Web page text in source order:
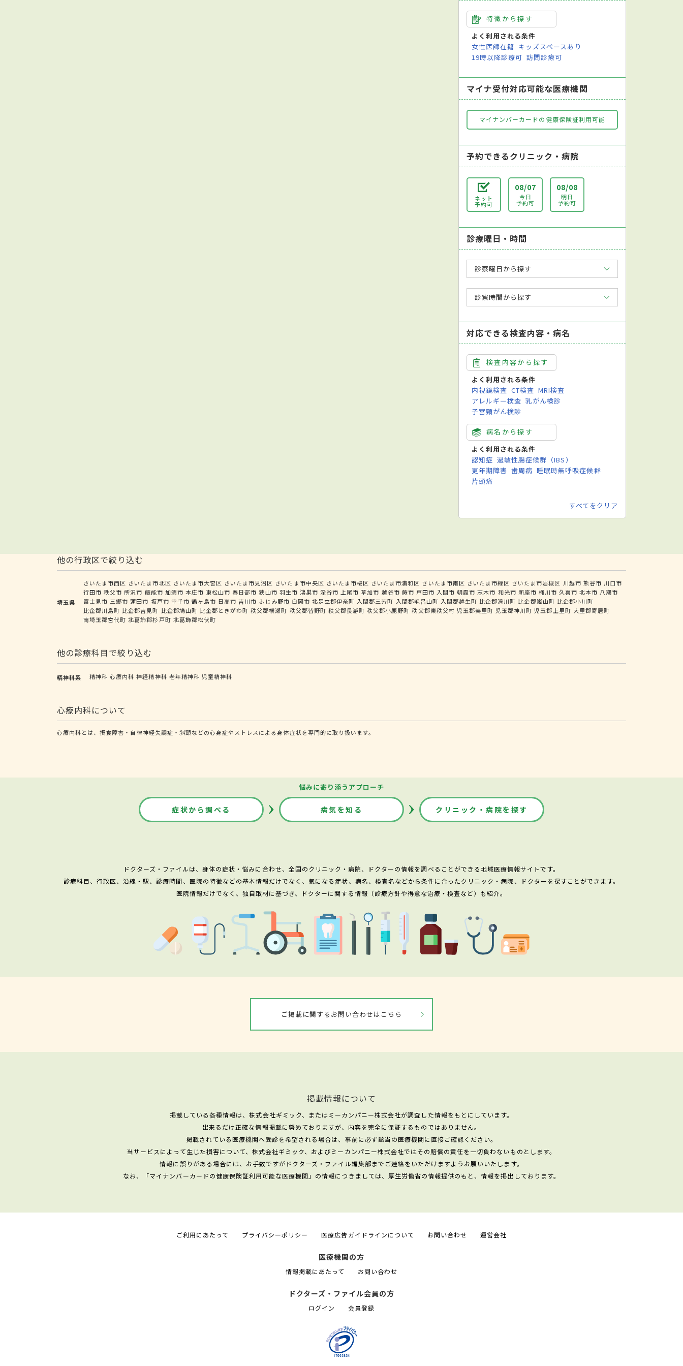
特徴から探す
よく利用される条件
女性医師在籍 キッズスペースあり
19時以降診療可 訪問診療可
マイナ受付対応可能な医療機関
マイナンバーカードの健康保険証利用可能
予約できるクリニック・病院
ネット
予約可
08/07
今日
予約可
08/08
明日
予約可
診療曜日・時間
診察曜日から探す
診察時間から探す
対応できる検査内容・病名
検査内容から探す
よく利用される条件
内視鏡検査 CT検査 MRI検査
アレルギー検査 乳がん検診
子宮頸がん検診
病名から探す
よく利用される条件
認知症 過敏性腸症候群（IBS）
更年期障害 歯周病 睡眠時無呼吸症候群
片頭痛
すべてをクリア
他の行政区で絞り込む
埼玉県
さいたま市西区 さいたま市北区 さいたま市大宮区 さいたま市見沼区 さいたま市中央区 さいたま市桜区 さいたま市浦和区 さいたま市南区 さいたま市緑区 さいたま市岩槻区 川越市 熊谷市 川口市
行田市 秩父市 所沢市 飯能市 加須市 本庄市 東松山市 春日部市 狭山市 羽生市 鴻巣市 深谷市 上尾市 草加市 越谷市 蕨市 戸田市 入間市 朝霞市 志木市 和光市 新座市 桶川市 久喜市 北本市 八潮市
富士見市 三郷市 蓮田市 坂戸市 幸手市 鶴ヶ島市 日高市 吉川市 ふじみ野市 白岡市 北足立郡伊奈町 入間郡三芳町 入間郡毛呂山町 入間郡越生町 比企郡滑川町 比企郡嵐山町 比企郡小川町
比企郡川島町 比企郡吉見町 比企郡鳩山町 比企郡ときがわ町 秩父郡横瀬町 秩父郡皆野町 秩父郡長瀞町 秩父郡小鹿野町 秩父郡東秩父村 児玉郡美里町 児玉郡神川町 児玉郡上里町 大里郡寄居町
南埼玉郡宮代町 北葛飾郡杉戸町 北葛飾郡松伏町
他の診療科目で絞り込む
精神科系 精神科 心療内科 神経精神科 老年精神科 児童精神科
心療内科について
心療内科とは、摂食障害・自律神経失調症・斜頸などの心身症やストレスによる身体症状を専門的に取り扱います。
悩みに寄り添うアプローチ
症状から調べる 病気を知る クリニック・病院を探す
ドクターズ・ファイルは、身体の症状・悩みに合わせ、全国のクリニック・病院、ドクターの情報を調べることができる地域医療情報サイトです。
診療科目、行政区、沿線・駅、診療時間、医院の特徴などの基本情報だけでなく、気になる症状、病名、検査名などから条件に合ったクリニック・病院、ドクターを探すことができます。
医院情報だけでなく、独自取材に基づき、ドクターに関する情報（診療方針や得意な治療・検査など）も紹介。
ご掲載に関するお問い合わせはこちら
掲載情報について
掲載している各種情報は、株式会社ギミック、またはミーカンパニー株式会社が調査した情報をもとにしています。
出来るだけ正確な情報掲載に努めておりますが、内容を完全に保証するものではありません。
掲載されている医療機関へ受診を希望される場合は、事前に必ず該当の医療機関に直接ご確認ください。
当サービスによって生じた損害について、株式会社ギミック、およびミーカンパニー株式会社ではその賠償の責任を一切負わないものとします。
情報に誤りがある場合には、お手数ですがドクターズ・ファイル編集部までご連絡をいただけますようお願いいたします。
なお、「マイナンバーカードの健康保険証利用可能な医療機関」の情報につきましては、厚生労働省の情報提供のもと、情報を掲出しております。
ご利用にあたって プライバシーポリシー 医療広告ガイドラインについて お問い合わせ 運営会社
医療機関の方
情報掲載にあたって お問い合わせ
ドクターズ・ファイル会員の方
ログイン 会員登録